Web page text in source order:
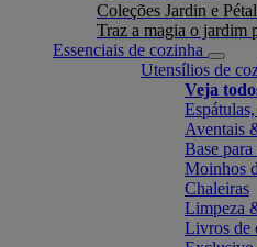
Coleções Jardin e
Traz a magia o jardim
Essenciais de cozinha
Utensílios de
Veja
Aventais
Base
Moinhos
Chaleiras
Limpeza
Livros de